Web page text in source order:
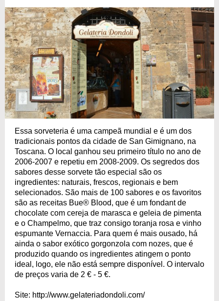
Essa sorveteria é uma campeã mundial e é um dos
tradicionais pontos da cidade de San Gimignano, na
Toscana. O local ganhou seu primeiro título no ano de
2006-2007 e repetiu em 2008-2009. Os segredos dos
sabores desse sorvete tão especial são os
ingredientes: naturais, frescos, regionais e bem
selecionados. São mais de 100 sabores e os favoritos
são as receitas Bue® Blood, que é um fondant de
chocolate com cereja de marasca e geleia de pimenta
e o Champelmo, que traz consigo toranja rosa e vinho
espumante Vernaccia. Para quem é mais ousado, há
ainda o sabor exótico gorgonzola com nozes, que é
produzido quando os ingredientes atingem o ponto
ideal, logo, ele não está sempre disponível. O intervalo
de preços varia de 2 € - 5 €.
Site: http://www.gelateriadondoli.com/